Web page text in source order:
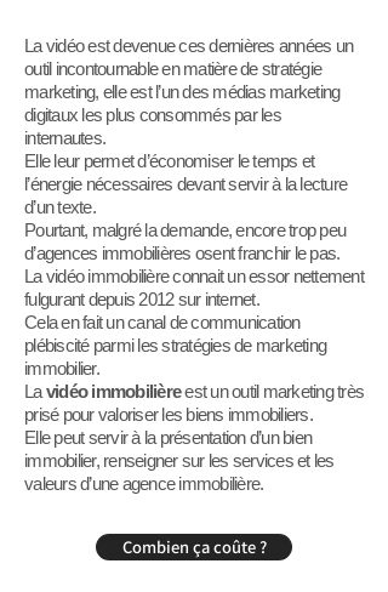
La vidéo est devenue ces dernières années un
outil incontournable en matière de stratégie
marketing, elle est l’un des médias marketing
digitaux les plus consommés par les
internautes.
Elle leur permet d’économiser le temps et
l’énergie nécessaires devant servir à la lecture
d’un texte.
Pourtant, malgré la demande, encore trop peu
d’agences immobilières osent franchir le pas.
La vidéo immobilière connait un essor nettement
fulgurant depuis 2012 sur internet.
Cela en fait un canal de communication
plébiscité parmi les stratégies de marketing
immobilier.
Lavidéo immobilièreest un outil marketing très
prisé pour valoriser les biens immobiliers.
Elle peut servir à la présentation d’un bien
immobilier, renseigner sur les services et les
valeurs d’une agence immobilière.
Combien ça coûte ?